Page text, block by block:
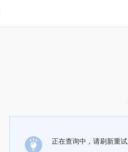
正在查询中，请刷新重试